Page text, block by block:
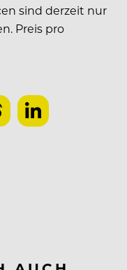
sind derzeit nur
Preis pro